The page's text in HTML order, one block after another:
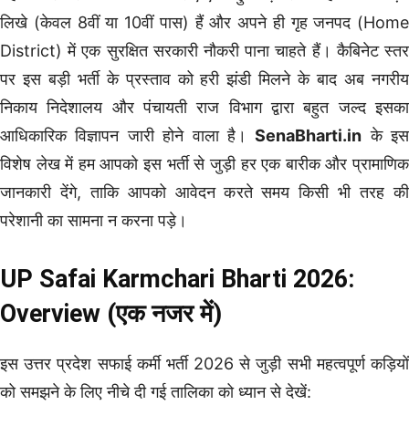
लिखे (केवल 8वीं या 10वीं पास) हैं और अपने ही गृह जनपद (Home
District) में एक सुरक्षित सरकारी नौकरी पाना चाहते हैं। कैबिनेट स्तर
पर इस बड़ी भर्ती के प्रस्ताव को हरी झंडी मिलने के बाद अब नगरीय
निकाय निदेशालय और पंचायती राज विभाग द्वारा बहुत जल्द इसका
आधिकारिक विज्ञापन जारी होने वाला है।SenaBharti.in के इस
विशेष लेख में हम आपको इस भर्ती से जुड़ी हर एक बारीक और प्रामाणिक
जानकारी देंगे, ताकि आपको आवेदन करते समय किसी भी तरह की
परेशानी का सामना न करना पड़े।
UP Safai Karmchari Bharti 2026:
Overview (एक नजर में)
इस उत्तर प्रदेश सफाई कर्मी भर्ती 2026 से जुड़ी सभी महत्वपूर्ण कड़ियों
को समझने के लिए नीचे दी गई तालिका को ध्यान से देखें: